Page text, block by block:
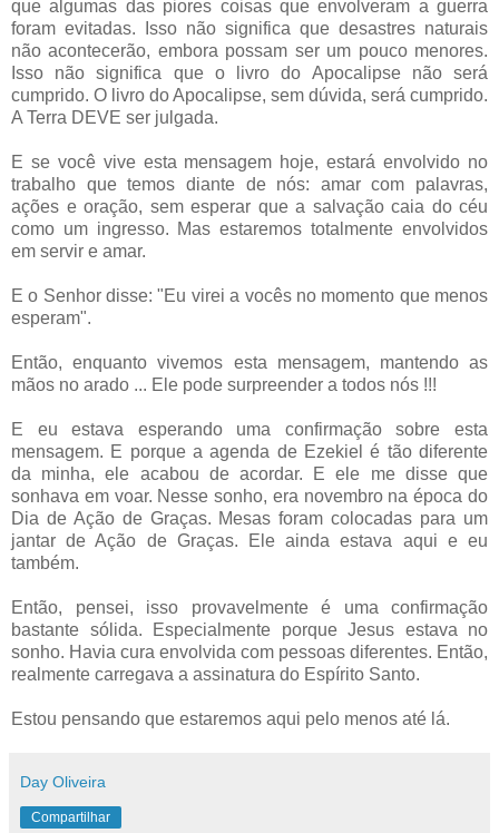
que algumas das piores coisas que envolveram a guerra
foram evitadas. Isso não significa que desastres naturais
não acontecerão, embora possam ser um pouco menores.
Isso não significa que o livro do Apocalipse não será
cumprido. O livro do Apocalipse, sem dúvida, será cumprido.
A Terra DEVE ser julgada.
E se você vive esta mensagem hoje, estará envolvido no
trabalho que temos diante de nós: amar com palavras,
ações e oração, sem esperar que a salvação caia do céu
como um ingresso. Mas estaremos totalmente envolvidos
em servir e amar.
E o Senhor disse: "Eu virei a vocês no momento que menos
esperam".
Então, enquanto vivemos esta mensagem, mantendo as
mãos no arado ... Ele pode surpreender a todos nós !!!
E eu estava esperando uma confirmação sobre esta
mensagem. E porque a agenda de Ezekiel é tão diferente
da minha, ele acabou de acordar. E ele me disse que
sonhava em voar. Nesse sonho, era novembro na época do
Dia de Ação de Graças. Mesas foram colocadas para um
jantar de Ação de Graças. Ele ainda estava aqui e eu
também.
Então, pensei, isso provavelmente é uma confirmação
bastante sólida. Especialmente porque Jesus estava no
sonho. Havia cura envolvida com pessoas diferentes. Então,
realmente carregava a assinatura do Espírito Santo.
Estou pensando que estaremos aqui pelo menos até lá.
Day Oliveira
Compartilhar